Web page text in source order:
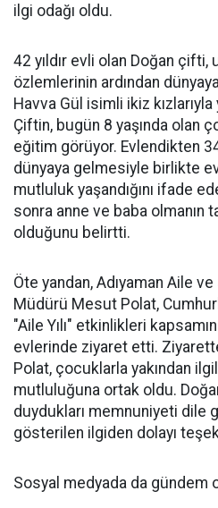
ilgi odağı oldu.
42 yıldır evli olan Doğan çifti,
özlemlerinin ardından
Havva Gül isimli ikiz
Çiftin, bugün 8 yaşında olan
eğitim görüyor. Evlendikten 34
dünyaya gelmesiyle birlikte
mutluluk yaşandığını ifade
sonra anne ve baba olmanın
olduğunu belirtti.
Öte yandan, Adıyaman Aile
Müdürü Mesut Polat,
"Aile Yılı" etkinlikleri
evlerinde ziyaret etti.
Polat, çocuklarla yakından
mutluluğuna ortak oldu.
duydukları memnuniyeti dile
gösterilen ilgiden dolayı
Sosyal medyada da gündem